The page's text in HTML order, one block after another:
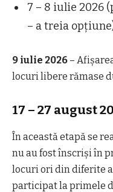
7 – 8 iulie 2026
– a treia
9 iulie 2026 –
locuri libere rămase
17 – 27 august
În această etapă se
nu au fost înscriși în
locuri ori din diferite
participat la primele